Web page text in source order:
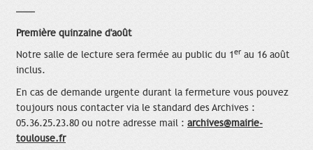
Première quinzaine d'août
Notre salle de lecture sera fermée au public du 1er au 16 août
inclus.
En cas de demande urgente durant la fermeture vous pouvez
toujours nous contacter via le standard des Archives :
05.36.25.23.80 ou notre adresse mail : archives@mairie-
toulouse.fr